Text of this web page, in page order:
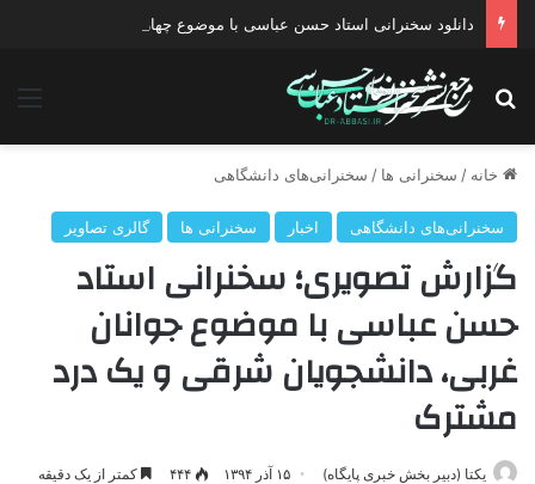
دانلود گفتگو با موضوع جنگ دیپلماتیک آمریکا علیه ایران
جستجو برای
خانه / سخنرانی ها / سخنرانی‌های دانشگاهی
سخنرانی‌های دانشگاهی اخبار سخنرانی ها گالری تصاویر
گزارش تصویری؛ سخنرانی استاد
حسن عباسی با موضوع جوانان
غربی، دانشجویان شرقی و یک درد
مشترک
یکتا (دبیر بخش خبری پایگاه) ۱۵ آذر ۱۳۹۴ ۴۴۴ کمتر از یک دقیقه